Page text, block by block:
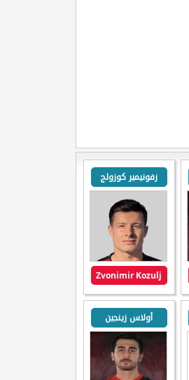
زفونيمير كوزولج
Zvonimir Kozulj
أولاس زينجين